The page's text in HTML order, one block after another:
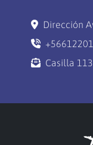
Dirección
Casilla